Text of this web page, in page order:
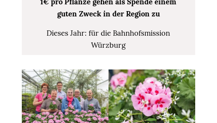
guten Zweck in der Region zu
Dieses Jahr: für die Bahnhofsmission
Würzburg